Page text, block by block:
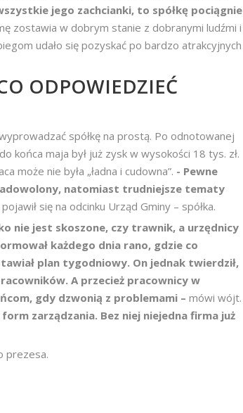
jego zachcianki, to spółkę pociągnie
zostawia w dobrym stanie z dobranymi ludźmi i
udało się pozyskać po bardzo atrakcyjnych
ODPOWIEDZIEĆ
spółkę na prostą. Po odnotowanej
końca maja był już zysk w wysokości 18 tys. zł.
może nie była „ładna i cudowna”. - Pewne
natomiast trudniejsze tematy
się na odcinku Urząd Gminy – spółka.
nie jest skoszone, czy trawnik, a urzędnicy
każdego dnia rano, gdzie co
plan tygodniowy. On jednak twierdził,
A przecież pracownicy w
gdy dzwonią z problemami – mówi wójt.
zarządzania. Bez niej niejedna firma już
prezesa.